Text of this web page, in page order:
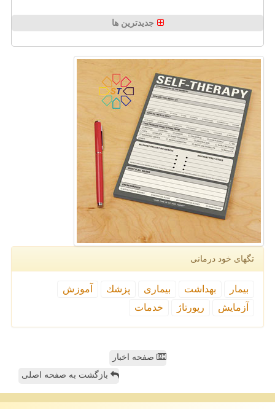
جدیدترین ها
تگهای خود درمانی
بیمار بهداشت بیماری پزشك
آموزش
آزمایش
رپورتاژ خدمات
صفحه اخبار
بازگشت به صفحه اصلی